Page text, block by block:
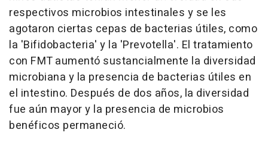
respectivos microbios intestinales y se les
agotaron ciertas cepas de bacterias útiles, como
la 'Bifidobacteria' y la 'Prevotella'. El tratamiento
con FMT aumentó sustancialmente la diversidad
microbiana y la presencia de bacterias útiles en
el intestino. Después de dos años, la diversidad
fue aún mayor y la presencia de microbios
benéficos permaneció.